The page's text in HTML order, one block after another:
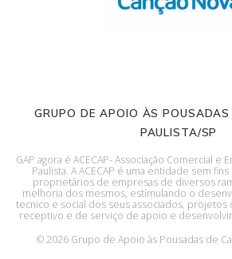
GRUPO DE APOIO ÀS
PAULISTA/SP
GAP agora é ACECAP- Associação Comercial e
Paulista. A ACECAP é uma entidade sem
proprietários de empresas de diversos
melhoria dos mesmos, estímulando o
tecnico e social dos seus associados,
receptivo e de serviço de apoio e
© 2026 Grupo de Apoio às Pousadas de